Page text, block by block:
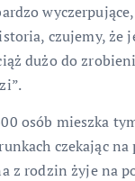
czujemy, że
dużo do
osób mieszka
czekając
z rodzin żyje na